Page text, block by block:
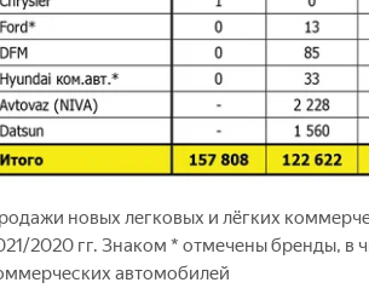
новых легковых и лёгких
2020 гг. Знаком * отмечены бренды, в
автомобилей